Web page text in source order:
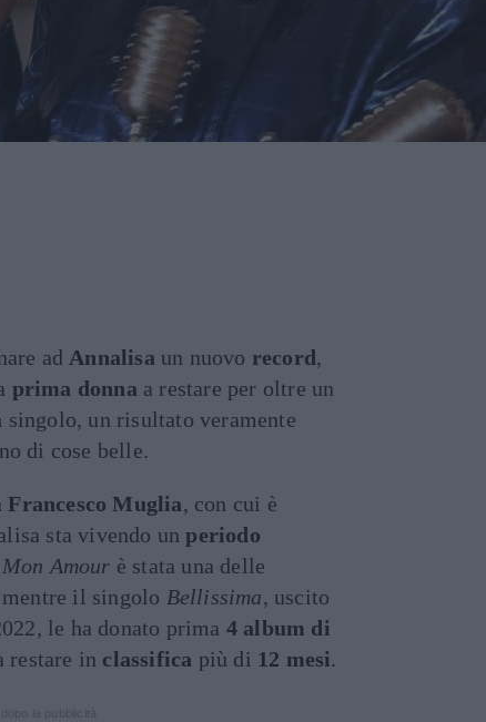
ad Annalisa un nuovo record,
prima donna a restare per oltre un
singolo, un risultato veramente
di cose belle.
Francesco Muglia, con cui è
sta vivendo unperiodo
Mon Amour è stata una delle
il singolo Bellissima, uscito
le ha donato prima 4 album di
restare in classifica più di 12 mesi.